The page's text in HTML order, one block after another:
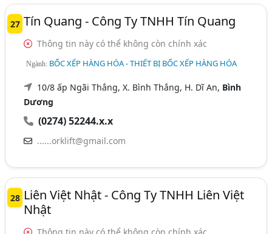
27 Tín Quang - Công Ty TNHH Tín Quang
Thông tin này có thể không còn chính xác
Ngành: BỐC XẾP HÀNG HÓA - THIẾT BỊ BỐC XẾP HÀNG HÓA
10/8 ấp Ngãi Thắng, X. Bình Thắng, H. Dĩ An, Bình
Dương
(0274) 52244.x.x
......orklift@gmail.com
28 Liên Việt Nhật - Công Ty TNHH Liên Việt
Nhật
Thông tin này có thể không còn chính xác